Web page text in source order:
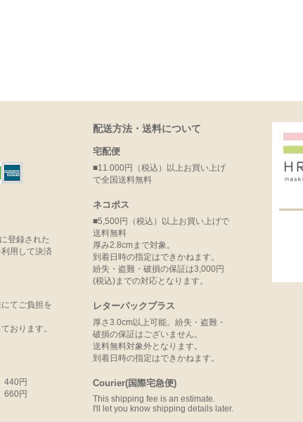
登録された
用して決済
てご負担を
おります。
440円
660円
配送方法・送料について
宅配便
■11.000円（税込）以上お買い上げ
で全国送料無料
ネコポス
■5,500円（税込）以上お買い上げで
送料無料
厚み2.8cmまで対象。
到着日時の指定はできかねます。
紛失・盗難・破損の保証は3,000円
(税込)までの対応となります。
レターパックプラス
厚さ3.0cm以上可能。紛失・盗難・
破損の保証はございません。
送料無料対象外となります。
到着日時の指定はできかねます。
Courier(国際宅急便)
This shipping fee is an estimate.
I'll let you know shipping details later.